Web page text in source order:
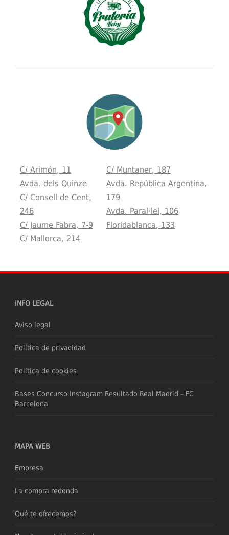
C/ Arimón, 11
Avda. dels Quinze
C/ Consell de Cent,
246
C/ Jaume Fabra, 7-9
C/ Mallorca, 214
C/ Muntaner, 187
Avda. República Argentina,
179
Avda. Paral·lel, 106
Floridablanca, 133
INFO LEGAL
Aviso legal
Política de privacidad
Política de cookies
Bases Concurso Instagram Resultado Real Madrid – FC
Barcelona
MAPA WEB
Empresa
La compra redonda
Qué te ofrecemos?